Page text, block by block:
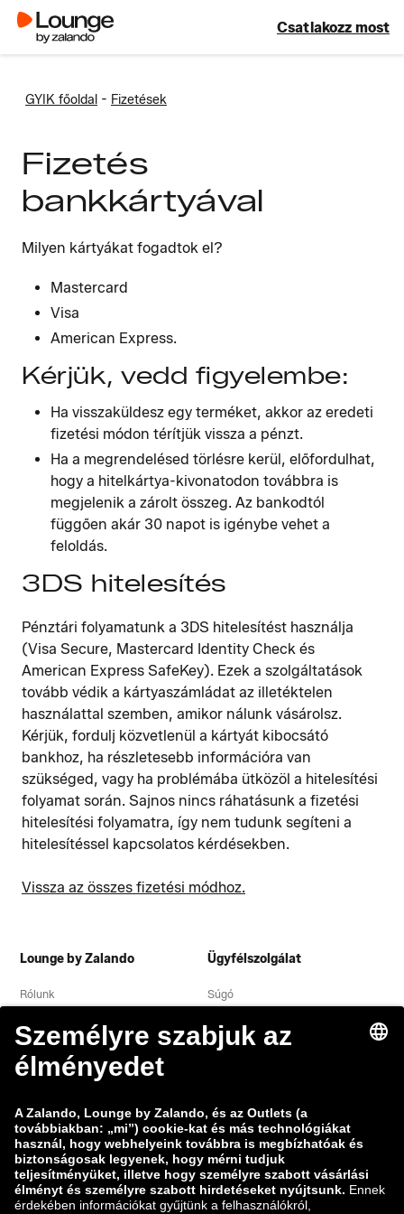
Csatlakozz most
GYIK főoldal - Fizetések
Fizetés
bankkártyával
Milyen kártyákat fogadtok el?
Mastercard
Visa
American Express.
Kérjük, vedd figyelembe:
Ha visszaküldesz egy terméket, akkor az eredeti
fizetési módon térítjük vissza a pénzt.
Ha a megrendelésed törlésre kerül, előfordulhat,
hogy a hitelkártya-kivonatodon továbbra is
megjelenik a zárolt összeg. Az bankodtól
függően akár 30 napot is igénybe vehet a
feloldás.
3DS hitelesítés
Pénztári folyamatunk a 3DS hitelesítést használja
(Visa Secure, Mastercard Identity Check és
American Express SafeKey). Ezek a szolgáltatások
tovább védik a kártyaszámládat az illetéktelen
használattal szemben, amikor nálunk vásárolsz.
Kérjük, fordulj közvetlenül a kártyát kibocsátó
bankhoz, ha részletesebb információra van
szükséged, vagy ha problémába ütközöl a hitelesítési
folyamat során. Sajnos nincs ráhatásunk a fizetési
hitelesítési folyamatra, így nem tudunk segíteni a
hitelesítéssel kapcsolatos kérdésekben.
Vissza az összes fizetési módhoz.
Lounge by Zalando
Rólunk
Jogi közlemény
Általános szerződési feltételek
Álláslehetőségek
Adatok nyomon követése
Sebezhetőség bejelentése
Termékbiztonság
Ügyfélszolgálat
Súgó